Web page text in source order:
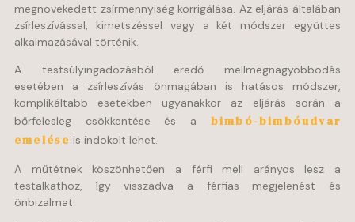
megnövekedett zsírmennyiség korrigálása. Az eljárás általában
zsírleszívással, kimetszéssel vagy a két módszer együttes
alkalmazásával történik.
A testsúlyingadozásból eredő mellmegnagyobbodás
esetében a zsírleszívás önmagában is hatásos módszer,
komplikáltabb esetekben ugyanakkor az eljárás során a
bőrfelesleg csökkentése és a bimbó-bimbóudvar
emelése is indokolt lehet.
A műtétnek köszönhetően a férfi mell arányos lesz a
testalkathoz, így visszadva a férfias megjelenést és
önbizalmat.